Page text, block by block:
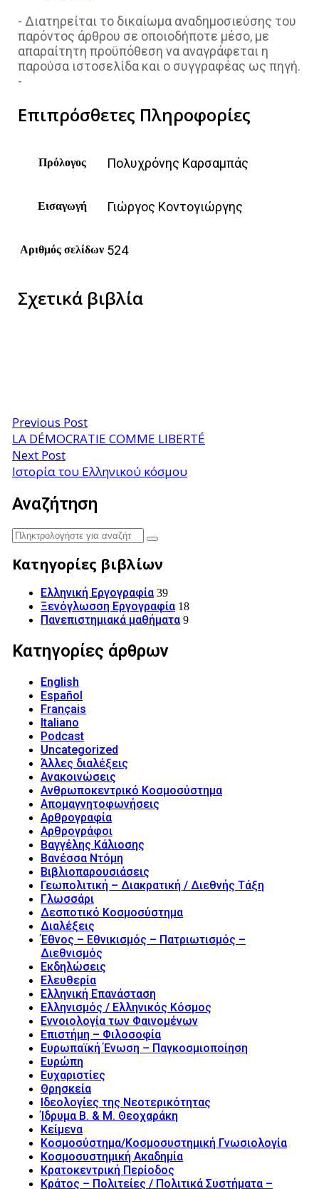
- Διατηρείται το δικαίωμα αναδημοσιεύσης του
παρόντος άρθρου σε οποιοδήποτε μέσο, με
απαραίτητη προϋπόθεση να αναγράφεται η
παρούσα ιστοσελίδα και ο συγγραφέας ως πηγή.
-
Επιπρόσθετες Πληροφορίες
Πρόλογος Πολυχρόνης Καρσαμπάς
Εισαγωγή Γιώργος Κοντογιώργης
Αριθμός σελίδων 524
Σχετικά βιβλία
Previous Post
LA DÉMOCRATIE COMME LIBERTÉ
Next Post
Ιστορία του Ελληνικού κόσμου
Αναζήτηση
Κατηγορίες βιβλίων
Ελληνική Εργογραφία 39
Ξενόγλωσση Εργογραφία 18
Πανεπιστημιακά μαθήματα 9
Κατηγορίες άρθρων
English
Español
Français
Italiano
Podcast
Uncategorized
Άλλες διαλέξεις
Ανακοινώσεις
Ανθρωποκεντρικό Κοσμοσύστημα
Απομαγνητοφωνήσεις
Αρθρογραφία
Αρθρογράφοι
Βαγγέλης Κάλιοσης
Βανέσσα Ντόμη
Βιβλιοπαρουσιάσεις
Γεωπολιτική – Διακρατική / Διεθνής Τάξη
Γλωσσάρι
Δεσποτικό Κοσμοσύστημα
Διαλέξεις
Έθνος – Εθνικισμός – Πατριωτισμός –
Διεθνισμός
Εκδηλώσεις
Ελευθερία
Ελληνική Επανάσταση
Ελληνισμός / Ελληνικός Κόσμος
Εννοιολογία των Φαινομένων
Επιστήμη – Φιλοσοφία
Ευρωπαϊκή Ένωση – Παγκοσμιοποίηση
Ευρώπη
Ευχαριστίες
Θρησκεία
Ιδεολογίες της Νεοτερικότητας
Ίδρυμα Β. & Μ. Θεοχαράκη
Κείμενα
Κοσμοσύστημα/Κοσμοσυστημική Γνωσιολογία
Κοσμοσυστημική Ακαδημία
Κρατοκεντρική Περίοδος
Κράτος – Πολιτείες / Πολιτικά Συστήματα –